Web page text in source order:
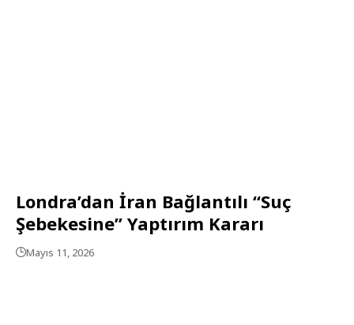
Londra’dan İran Bağlantılı “Suç
Şebekesine” Yaptırım Kararı
Mayıs 11, 2026